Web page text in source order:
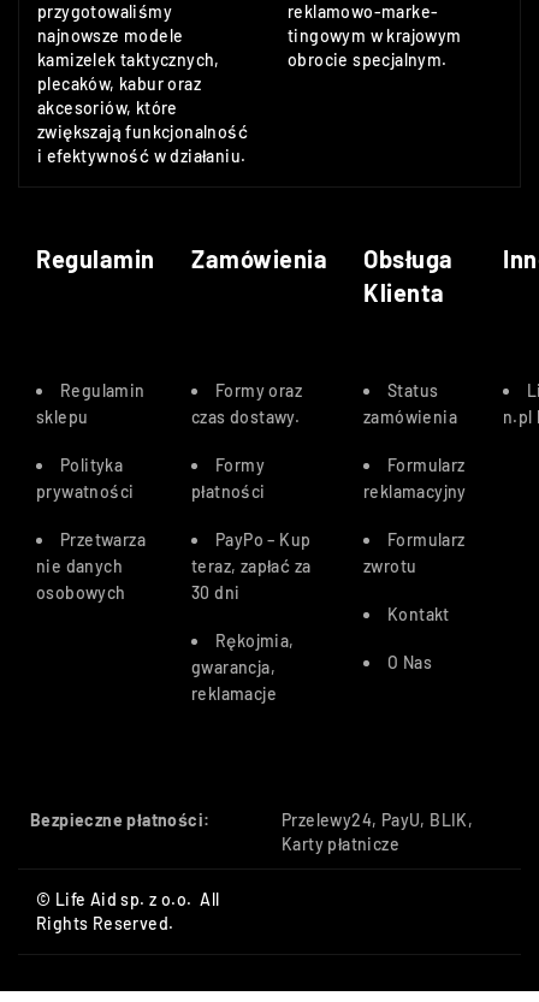
przygotowaliśmy
najnowsze modele
kamizelek taktycznych,
plecaków, kabur oraz
akcesoriów, które
zwiększają funkcjonalność
i efektywność w działaniu.
reklamowo-marke-
tingowym w krajowym
obrocie specjalnym.
Regulamin Zamówienia
Obsługa
Klienta
Regulamin
sklepu
Polityka
prywatności
Przetwarza
nie danych
osobowych
Formy oraz
czas dostawy.
Formy
płatności
PayPo – Kup
teraz, zapłać za
30 dni
Rękojmia,
gwarancja,
reklamacje
Status
zamówienia
Formularz
reklamacyjny
Formularz
zwrotu
Kontakt
O Nas
n.pl
Bezpieczne płatności:
Przelewy24, PayU, BLIK,
Karty płatnicze
© Life Aid sp. z o.o. All
Rights Reserved.